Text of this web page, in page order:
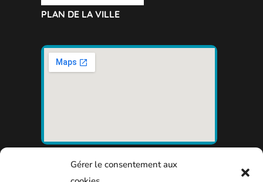
Gérer le consentement aux
PLAN DE LA VILLE